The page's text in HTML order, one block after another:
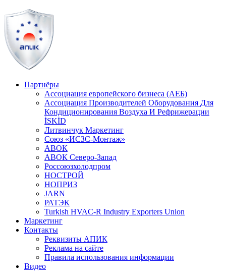
Партнёры
Ассоциация европейского бизнеса (АЕБ)
Aссоциация Производителей Оборудования Для
Кондиционирования Воздуха И Рефрижерации
İSKİD
Литвинчук Маркетинг
Союз «ИСЗС-Монтаж»
АВОК
АВОК Северо-Запад
Россоюзхолодпром
НОСТРОЙ
НОПРИЗ
JARN
РАТЭК
Turkish HVAC-R Industry Exporters Union
Маркетинг
Контакты
Реквизиты АПИК
Реклама на сайте
Правила использования информации
Видео